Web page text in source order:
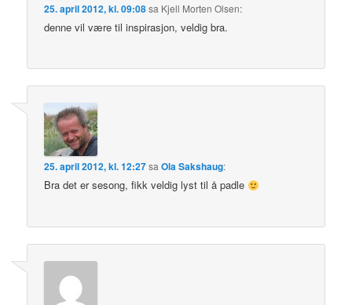
25. april 2012, kl. 09:08sa Kjell Morten Olsen:
denne vil være til inspirasjon, veldig bra.
25. april 2012, kl. 12:27sa Ola Sakshaug:
Bra det er sesong, fikk veldig lyst til å padle